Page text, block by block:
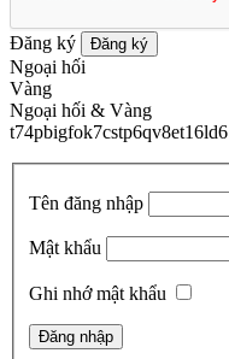
Đăng ký Đăng ký
Ngoại hối
Vàng
Ngoại hối & Vàng
t74pbigfok7cstp6qv8et16ld6
Tên đăng nhập
Mật khẩu
Ghi nhớ mật khẩu